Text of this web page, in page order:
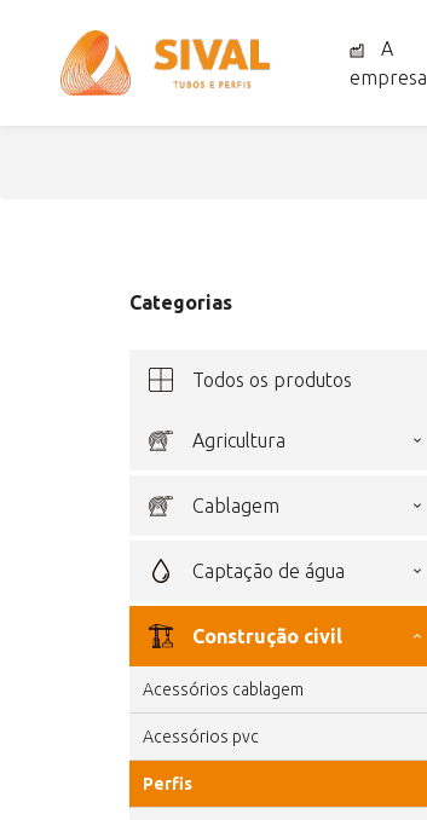
A
empresa
Categorias
Todos os produtos
agricultura
cablagem
captação de água
construção civil
acessórios cablagem
acessórios pvc
perfis